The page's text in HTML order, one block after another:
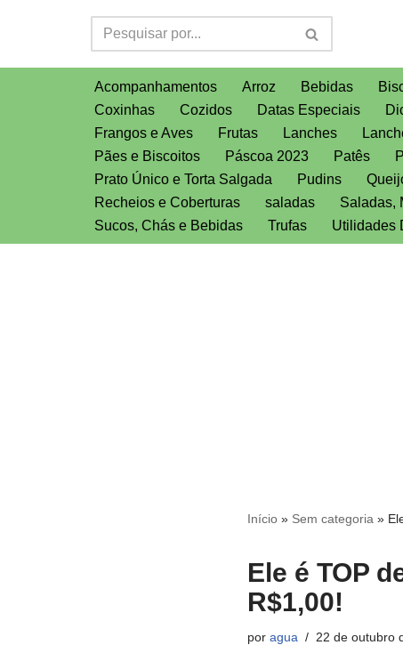
Acompanhamentos Arroz Bebidas
Coxinhas
Cozidos Datas Especiais
Frangos e Aves
Frutas Lanches
Pães e Biscoitos
Páscoa 2023 Patês
Prato Único e Torta Salgada
Pudins
Recheios e Coberturas
saladas Saladas,
Sucos, Chás e Bebidas
Trufas Utilidades
Início» Sem categoria »
Ele é TOP
R$1,00!
por agua 22 de outubro